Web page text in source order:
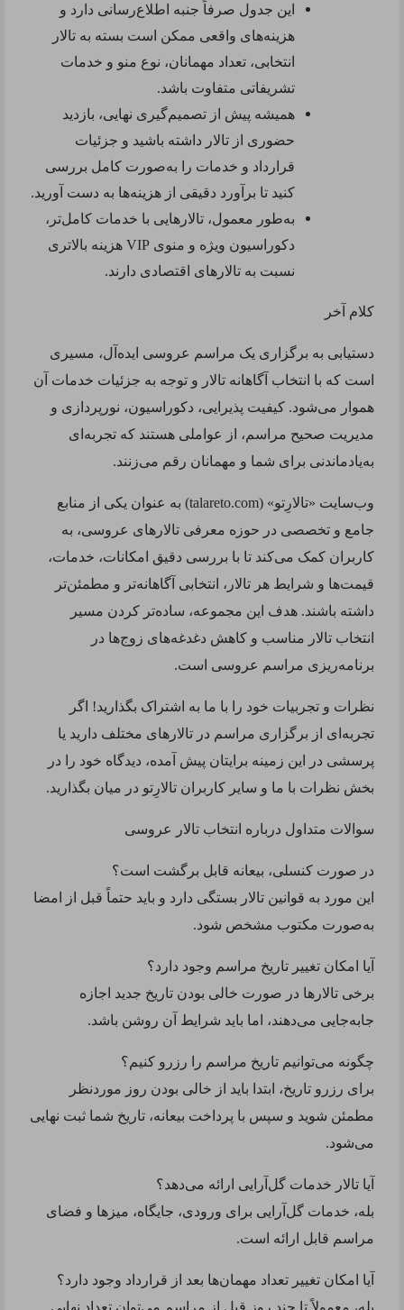
این جدول صرفاً جنبه اطلاع‌رسانی دارد و
هزینه‌های واقعی ممکن است بسته به تالار
انتخابی، تعداد مهمانان، نوع منو و خدمات
تشریفاتی متفاوت باشد.
همیشه پیش از تصمیم‌گیری نهایی، بازدید
حضوری از تالار داشته باشید و جزئیات
قرارداد و خدمات را به‌صورت کامل بررسی
کنید تا برآورد دقیقی از هزینه‌ها به دست آورید.
به‌طور معمول، تالارهایی با خدمات کامل‌تر،
دکوراسیون ویژه و منوی VIP هزینه بالاتری
نسبت به تالارهای اقتصادی دارند.
کلام آخر
دستیابی به برگزاری یک مراسم عروسی ایده‌آل، مسیری
است که با انتخاب آگاهانه تالار و توجه به جزئیات خدمات آن
هموار می‌شود. کیفیت پذیرایی، دکوراسیون، نورپردازی و
مدیریت صحیح مراسم، از عواملی هستند که تجربه‌ای
به‌یادماندنی برای شما و مهمانان رقم می‌زنند.
وب‌سایت «تالارِتو» (
talareto.com) به عنوان یکی از منابع
جامع و تخصصی در حوزه معرفی تالارهای عروسی، به
کاربران کمک می‌کند تا با بررسی دقیق امکانات، خدمات،
قیمت‌ها و شرایط هر تالار، انتخابی آگاهانه‌تر و مطمئن‌تر
داشته باشند. هدف این مجموعه، ساده‌تر کردن مسیر
انتخاب تالار مناسب و کاهش دغدغه‌های زوج‌ها در
برنامه‌ریزی مراسم عروسی است.
نظرات و تجربیات خود را با ما به اشتراک بگذارید! اگر
تجربه‌ای از برگزاری مراسم در تالارهای مختلف دارید یا
پرسشی در این زمینه برایتان پیش آمده، دیدگاه خود را در
بخش نظرات با ما و سایر کاربران تالارِتو در میان بگذارید.
سوالات متداول درباره انتخاب تالار عروسی
در صورت کنسلی، بیعانه قابل برگشت است؟
این مورد به قوانین تالار بستگی دارد و باید حتماً قبل از امضا
به‌صورت مکتوب مشخص شود.
آیا امکان تغییر تاریخ مراسم وجود دارد؟
برخی تالارها در صورت خالی بودن تاریخ جدید اجازه
جابه‌جایی می‌دهند، اما باید شرایط آن روشن باشد.
چگونه می‌توانیم تاریخ مراسم را رزرو کنیم؟
برای رزرو تاریخ، ابتدا باید از خالی بودن روز موردنظر
مطمئن شوید و سپس با پرداخت بیعانه، تاریخ شما ثبت نهایی
می‌شود.
آیا تالار خدمات گل‌آرایی ارائه می‌دهد؟
بله، خدمات گل‌آرایی برای ورودی، جایگاه، میزها و فضای
مراسم قابل ارائه است.
آیا امکان تغییر تعداد مهمان‌ها بعد از قرارداد وجود دارد؟
بله، معمولاً تا چند روز قبل از مراسم می‌توان تعداد نهایی